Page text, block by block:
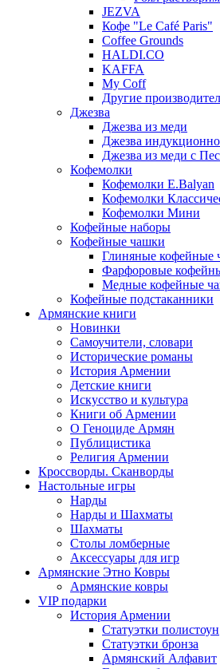
JEZVA
Кофе "Le Café Paris"
Coffee Grounds
HALDI.CO
KAFFA
My Coff
Другие
Джезва
Джезва из меди
Джезва
Джезва из меди с
Кофемолки
Кофемолки E.Balyan
Кофемолки
Кофемолки Мини
Кофейные наборы
Кофейные чашки
Глиняные кофейные
Фарфоровые
Медные кофейные
Кофейные подстаканники
Армянские книги
Новинки
Самоучители, словари
Исторические романы
История Армении
Детские книги
Иcкусство и культура
Книги об Армении
О Геноциде Армян
Публицистика
Религия Армении
Кроссворды. Сканворды
Настольные игры
Нарды
Нарды и Шахматы
Шахматы
Столы ломберные
Аксессуары для игр
Армянские Этно Ковры
Армянские ковры
VIP подарки
История Армении
Статуэтки полистоун
Статуэтки бронза
Армянский Алфавит